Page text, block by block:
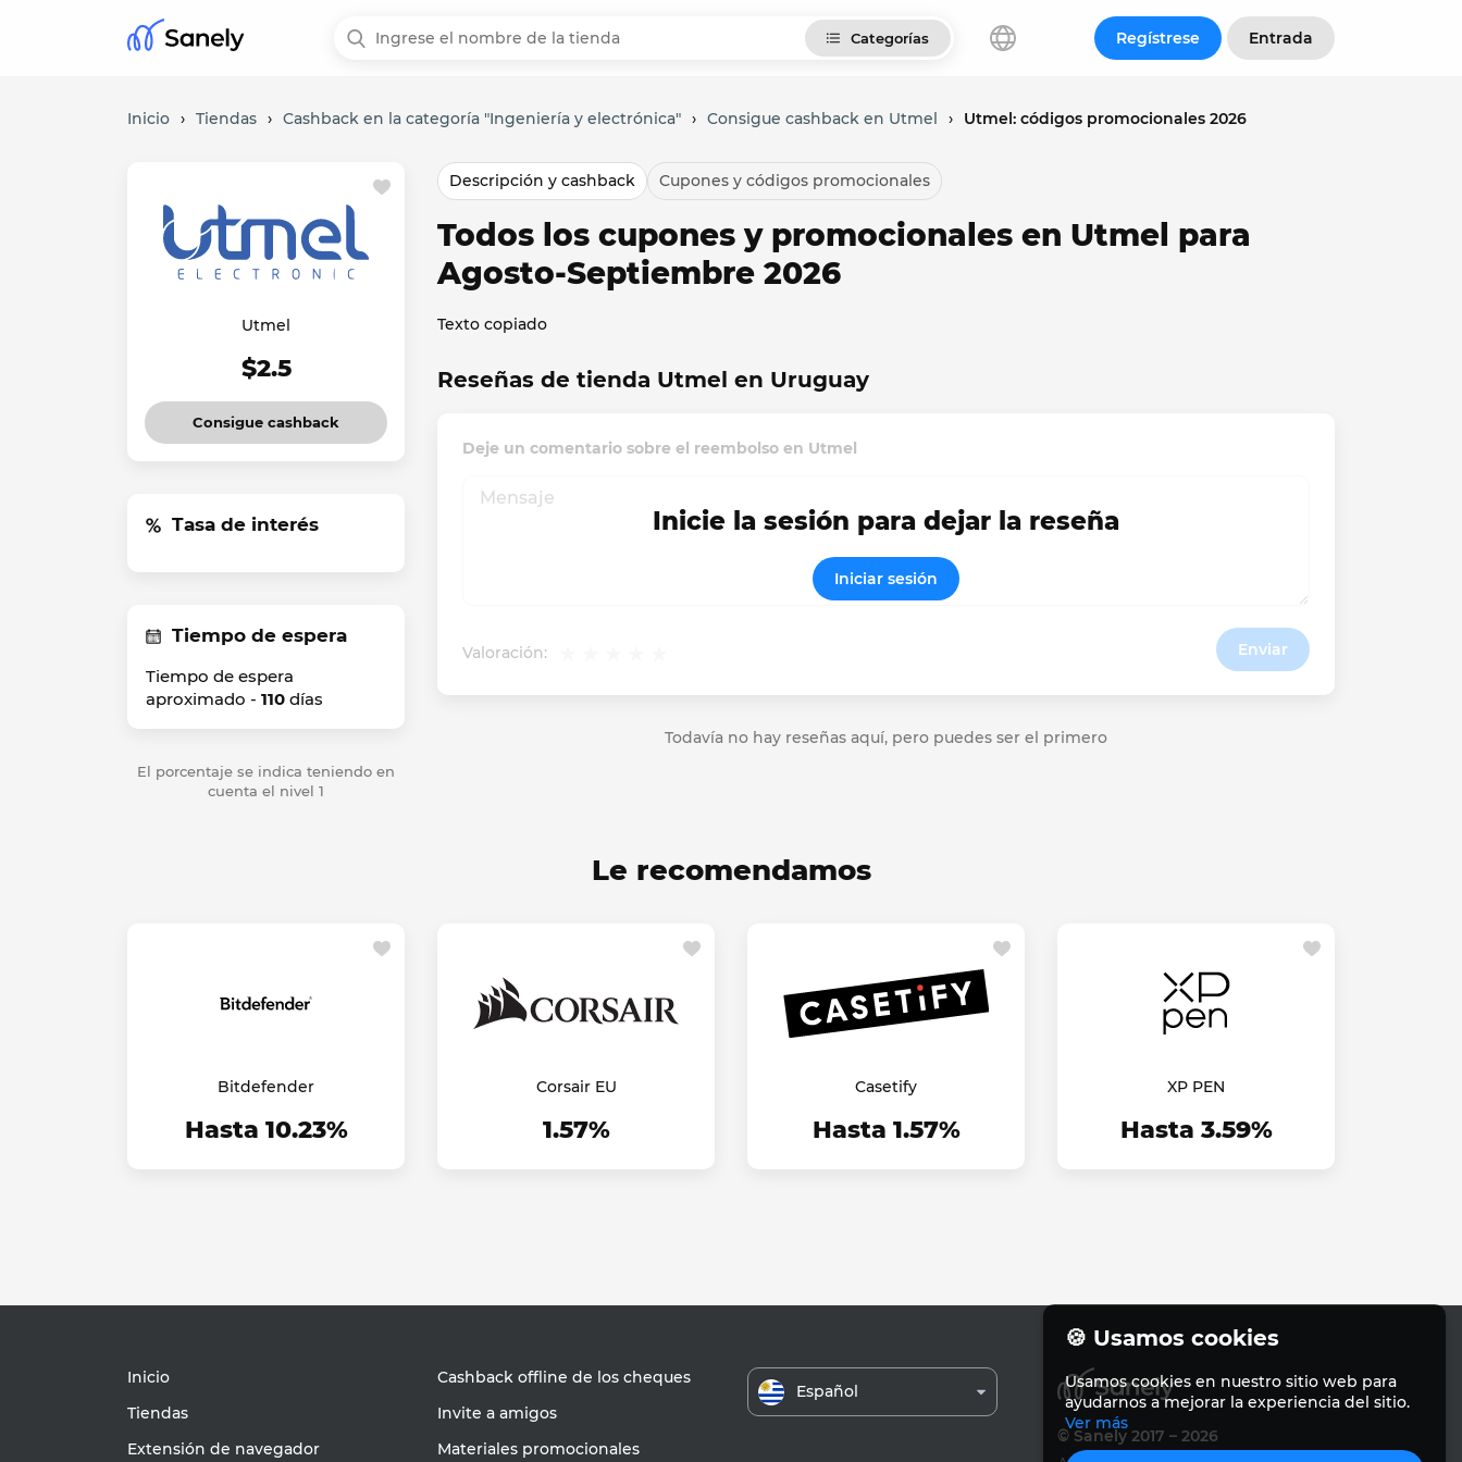
Categorías Regístrese Entrada
Inicio › Tiendas › Cashback en la categoría "Ingeniería y electrónica" › Consigue cashback en Utmel › Utmel: códigos promocionales 2026
Utmel
$2.5
Consigue cashback
Tasa de interés
Tiempo de espera
Tiempo de espera
aproximado - 110 días
El porcentaje se indica teniendo en
cuenta el nivel 1
Descripción y cashback Cupones y códigos promocionales
Todos los cupones y promocionales en Utmel para
Agosto-Septiembre 2026
Texto copiado
Reseñas de tienda Utmel en Uruguay
Deje un comentario sobre el reembolso en Utmel
Valoración: Enviar
Inicie la sesión para dejar la reseña
Iniciar sesión
Todavía no hay reseñas aquí, pero puedes ser el primero
Le recomendamos
Bitdefender
Hasta 10.23%
Corsair EU
1.57%
Casetify
Hasta 1.57%
XP PEN
Hasta 3.59%
Inicio
Tiendas
Extensión de navegador
Cashback offline de los cheques
Invite a amigos
Materiales promocionales
Español
© Sanely 2017 – 2026
🍪 Usamos cookies
Usamos cookies en nuestro sitio web para
ayudarnos a mejorar la experiencia del sitio.
Ver más